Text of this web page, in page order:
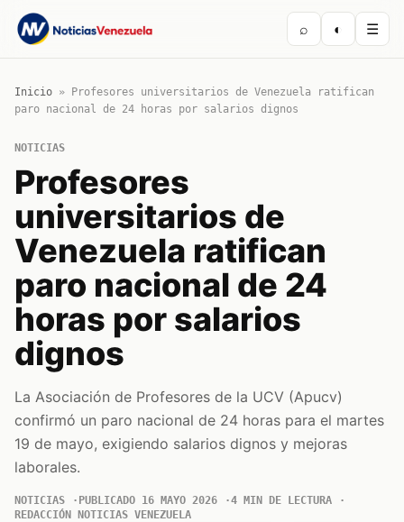
⌕ ◐ ☰
Inicio »
Profesores universitarios de Venezuela ratifican
paro nacional de 24 horas por salarios dignos
NOTICIAS
Profesores
universitarios de
Venezuela ratifican
paro nacional de 24
horas por salarios
dignos
La Asociación de Profesores de la UCV (Apucv)
confirmó un paro nacional de 24 horas para el martes
19 de mayo, exigiendo salarios dignos y mejoras
laborales.
NOTICIAS PUBLICADO 16 MAYO 2026
4 MIN DE LECTURA
REDACCIÓN NOTICIAS VENEZUELA